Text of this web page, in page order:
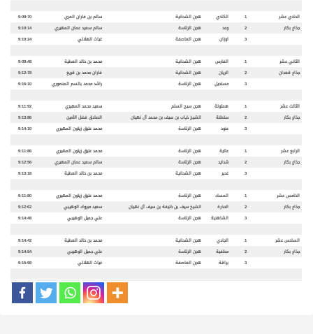
الحادي عشر 1 الكادي هجن الشحانية سالم بن فاران المري
9:09:70
جذاع بكار
2 وعد هجن الرئاسة سالم سعيد عمان المهيري
9:10:14
3
اوزان هجن العاصفة غياث الهلالي 9:10:24
الثاني عشر 1 الفارس هجن الشحانية محمد بن خالد العطية
9:09:48
جذاع قعدان
2 الريان هجن الشحانية فاران محمد بن قريع
9:12:78
3
مستحيل هجن الرئاسة راشد محمد بالسم المنصوري 9:16:10
الثالث عشر 1 هملولة هجن سيح السلم سعيد محمد المهيري
9:11:92
جذاع بكار
2 سلطنة الشيخ ذياب بن سيف بن محمد آل نهيان الصادق فضل الأمين
9:13:86
3
عنود هجن الرئاسة محمد عتيق زيتون المهيري 9:14:10
الرابع عشر 1 عالية هجن الرئاسة محمد عتيق زيتون المهيري
9:11:86
جذاع بكار
2 شدايد هجن الرئاسة سالم سعيد عمان المهيري
9:12:56
3
غدير هجن الشحانية محمد بن خالد العطية 9:13:18
الخامس عشر 1 المسك هجن الرئاسة محمد عتيق زيتون المهيري
9:11:80
جذاع بكار
2 الحذرة الشيخ سيف بن خليفة بن سيف آل نهيان سعيد مبروك الوهيبي
9:12:62
3
الشاهنية هجن الرئاسة علي جميل الوهيبي 9:14:48
السادس عشر 1 الجادي هجن الشحانية محمد بن خالد العطية
9:14:42
جذاع بكار
2 مطفية هجن الرئاسة علي جميل الوهيبي
9:14:54
3
براقة هجن العاصفة غياث الهلالي 9:15:98